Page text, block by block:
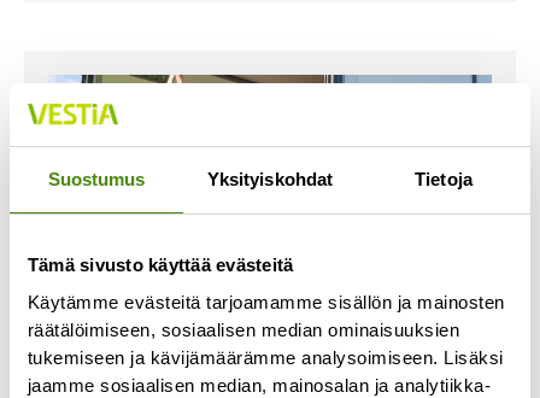
Suostumus Yksityiskohdat Tietoja
Tämä sivusto käyttää evästeitä
Käytämme evästeitä tarjoamamme sisällön ja mainosten
räätälöimiseen, sosiaalisen median ominaisuuksien
tukemiseen ja kävijämäärämme analysoimiseen. Lisäksi
jaamme sosiaalisen median, mainosalan ja analytiikka-